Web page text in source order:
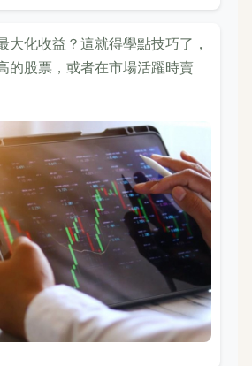
大化收益？這就得學點技巧了，
的股票，或者在市場活躍時賣